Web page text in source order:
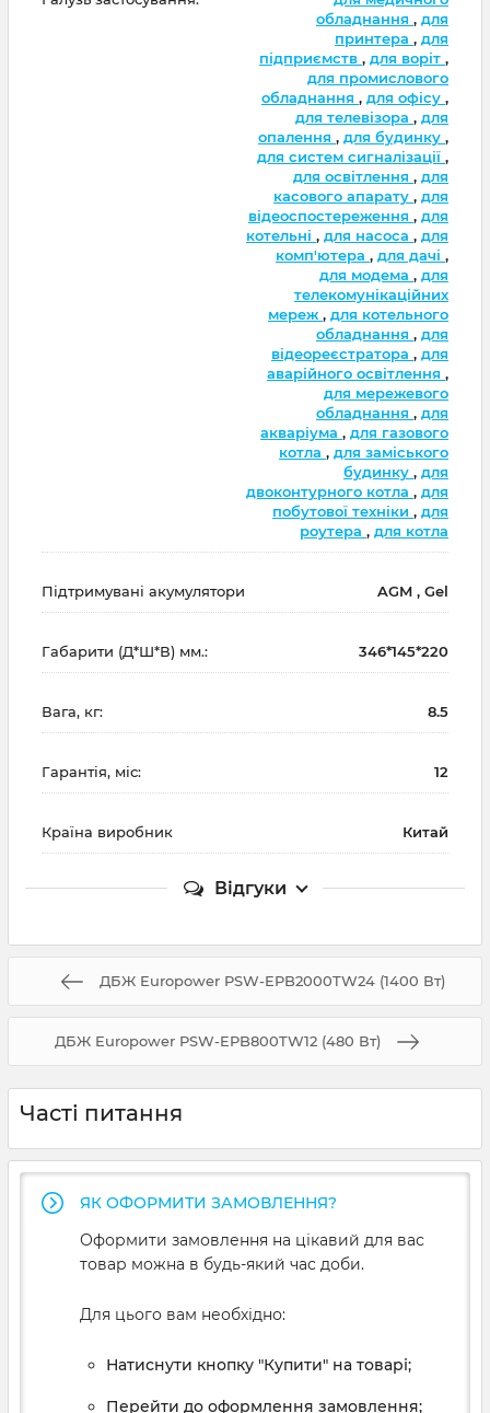
обладнання , для
принтера , для
підприємств , для воріт ,
для промислового
обладнання , для офісу ,
для телевізора , для
опалення , для будинку ,
для систем сигналізації ,
для освітлення , для
касового апарату , для
відеоспостереження , для
котельні , для насоса , для
комп'ютера , для дачі ,
для модема , для
телекомунікаційних
мереж , для котельного
обладнання , для
відеореєстратора , для
аварійного освітлення ,
для мережевого
обладнання , для
акваріума , для газового
котла , для заміського
будинку , для
двоконтурного котла , для
побутової техніки , для
роутера , для котла
Підтримувані акумулятори AGM , Gel
Габарити (Д*Ш*В) мм.: 346*145*220
Вага, кг: 8.5
Гарантія, міс: 12
Країна виробник Китай
Відгуки
ДБЖ Europower PSW-EPB2000TW24 (1400 Вт)
ДБЖ Europower PSW-EPB800TW12 (480 Вт)
Часті питання
ЯК ОФОРМИТИ ЗАМОВЛЕННЯ?
Оформити замовлення на цікавий для вас
товар можна в будь-який час доби.
Для цього вам необхідно:
Натиснути кнопку "Купити" на товарі;
Перейти до оформлення замовлення;